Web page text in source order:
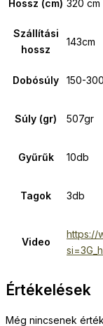
Hossz (cm) 320 cm
Szállítási
hossz
143cm
Dobósúly 150-
Súly (gr) 507gr
Gyűrűk 10db
Tagok 3db
Video
https://
Értékelések
Még nincsenek